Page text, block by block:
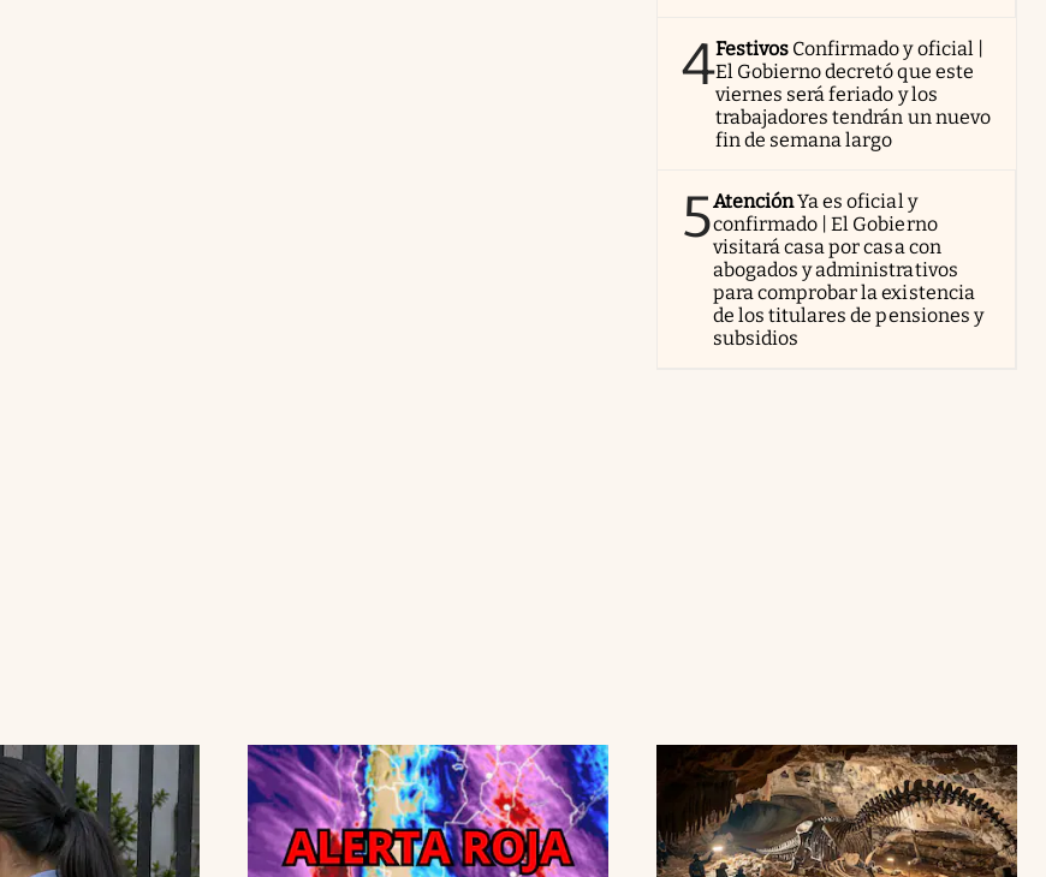
4Festivos Confirmado y oficial |
El Gobierno decretó que este
viernes será feriado y los
trabajadores tendrán un nuevo
fin de semana largo
5AtenciónYa es oficial y
confirmado | El Gobierno
visitará casa por casa con
abogados y administrativos
para comprobar la existencia
de los titulares de pensiones y
subsidios